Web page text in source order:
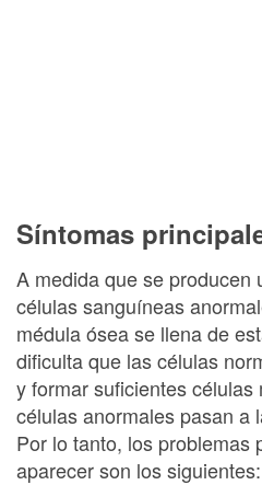
Síntomas
A medida que se producen
células sanguíneas
médula ósea se llena de
dificulta que las células
y formar suficientes
células anormales pasan a
Por lo tanto, los problemas
aparecer son los siguientes: